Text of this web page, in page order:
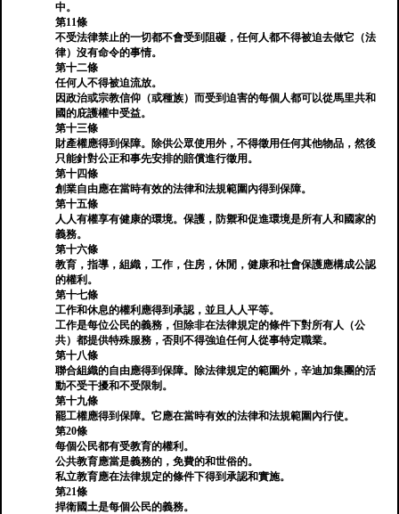
中。
第11條
不受法律禁止的一切都不會受到阻礙，任何人都不得被迫去做它（法
律）沒有命令的事情。
第十二條
任何人不得被迫流放。
因政治或宗教信仰（或種族）而受到迫害的每個人都可以從馬里共和
國的庇護權中受益。
第十三條
財產權應得到保障。除供公眾使用外，不得徵用任何其他物品，然後
只能針對公正和事先安排的賠償進行徵用。
第十四條
創業自由應在當時有效的法律和法規範圍內得到保障。
第十五條
人人有權享有健康的環境。保護，防禦和促進環境是所有人和國家的
義務。
第十六條
教育，指導，組織，工作，住房，休閒，健康和社會保護應構成公認
的權利。
第十七條
工作和休息的權利應得到承認，並且人人平等。
工作是每位公民的義務，但除非在法律規定的條件下對所有人（公
共）都提供特殊服務，否則不得強迫任何人從事特定職業。
第十八條
聯合組織的自由應得到保障。除法律規定的範圍外，辛迪加集團的活
動不受干擾和不受限制。
第十九條
罷工權應得到保障。它應在當時有效的法律和法規範圍內行使。
第20條
每個公民都有受教育的權利。
公共教育應當是義務的，免費的和世俗的。
私立教育應在法律規定的條件下得到承認和實施。
第21條
捍衛國土是每個公民的義務。